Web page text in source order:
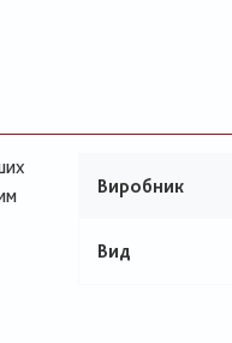
Виробник
Вид